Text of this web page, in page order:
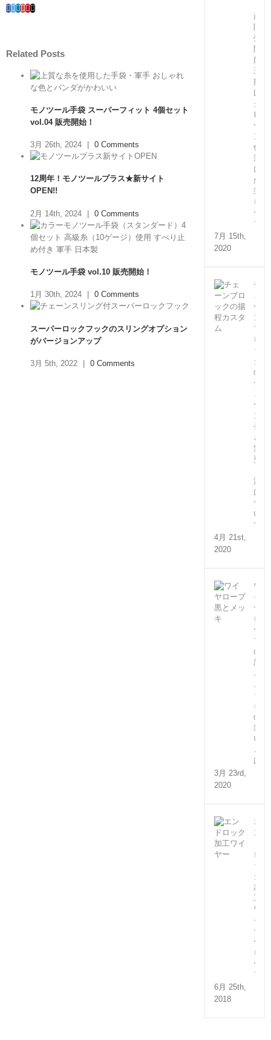
Facebook
Twitter
Linkedin
Google+
Pinterest
Email
Related Posts
モノツール手袋 スーパーフィット 4個セット
vol.04 販売開始！
3月 26th, 2024 0 Comments
12周年！モノツールプラス★新サイト
OPEN!!
2月 14th, 2024 0 Comments
モノツール手袋 vol.10 販売開始！
1月 30th, 2024 0 Comments
スーパーロックフックのスリングオプション
がバージョンアップ
3月 5th, 2022 0 Comments
産）
販
売
開
始！
玉
掛
け・
ク
レ
ー
ン
作
業
に
必
須
ロ
ー
プ
7月 15th,
2020
チ
ェ
ー
ン
ブ
ロ
ッ
ク
の
チ
ェ
ー
ン
長
さ
変
更
注）
に
つ
い
て
4月 21st,
2020
ワ
イ
ヤ
ロ
ー
プ
の
黒
と
メ
ッ
キ
の
違
い
と
は？
3月 23rd,
2020
エ
ン
ロ
ッ
ク
加
工
ワ
イ
ヤ
ー
ロ
ー
プ
6月 25th,
2018